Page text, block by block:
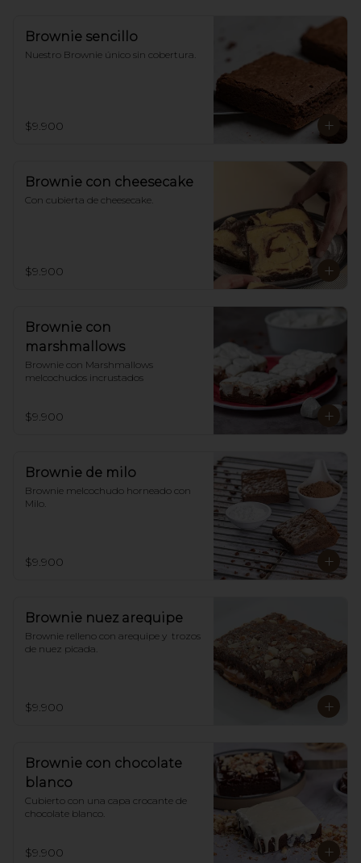
Brownie sencillo
Nuestro Brownie único sin cobertura.
$9.900
Brownie con cheesecake
Con cubierta de cheesecake.
$9.900
Brownie con
marshmallows
Brownie con Marshmallows
melcochudos incrustados
$9.900
Brownie de milo
Brownie melcochudo horneado con
Milo.
$9.900
Brownie nuez arequipe
Brownie relleno con arequipe y  trozos
de nuez picada.
$9.900
Brownie con chocolate
blanco
Cubierto con una capa crocante de
chocolate blanco.
$9.900